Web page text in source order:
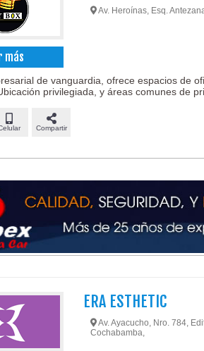
más
Av. Heroínas, Esq.
de vanguardia, ofrece espacios de
privilegiada, y áreas comunes de
Compartir
ERA ESTHETIC
Av. Ayacucho, Nro. 784,
Cochabamba,